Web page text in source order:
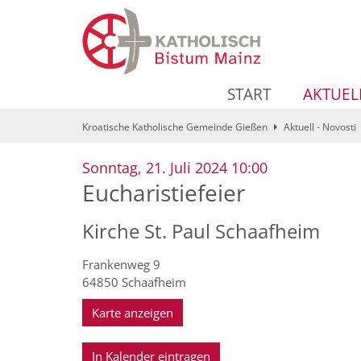
START
Kroatische Katholische Gemeinde Gießen Aktuell - Novosti
Sonntag, 21. Juli 2024 10:00:
Eucharistiefeier
Kirche St. Paul Schaafheim
Frankenweg 9
64850 Schaafheim
Karte anzeigen
In Kalender eintragen